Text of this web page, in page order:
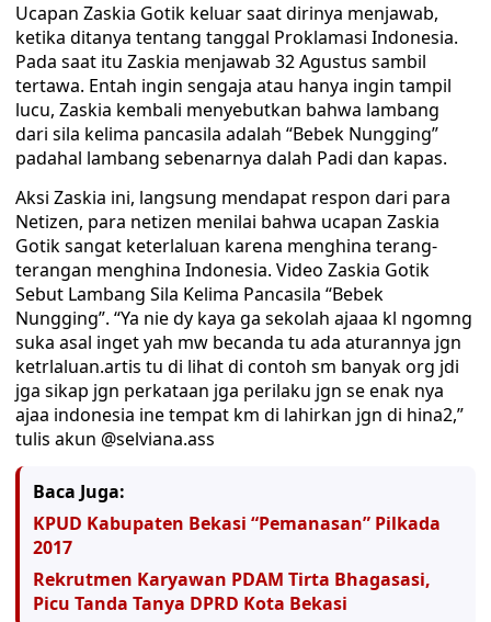
Ucapan Zaskia Gotik keluar saat dirinya menjawab,
ketika ditanya tentang tanggal Proklamasi Indonesia.
Pada saat itu Zaskia menjawab 32 Agustus sambil
tertawa. Entah ingin sengaja atau hanya ingin tampil
lucu, Zaskia kembali menyebutkan bahwa lambang
dari sila kelima pancasila adalah “Bebek Nungging”
padahal lambang sebenarnya dalah Padi dan kapas.
Aksi Zaskia ini, langsung mendapat respon dari para
Netizen, para netizen menilai bahwa ucapan Zaskia
Gotik sangat keterlaluan karena menghina terang-
terangan menghina Indonesia. Video Zaskia Gotik
Sebut Lambang Sila Kelima Pancasila “Bebek
Nungging”. “Ya nie dy kaya ga sekolah ajaaa kl ngomng
suka asal inget yah mw becanda tu ada aturannya jgn
ketrlaluan.artis tu di lihat di contoh sm banyak org jdi
jga sikap jgn perkataan jga perilaku jgn se enak nya
ajaa indonesia ine tempat km di lahirkan jgn di hina2,”
tulis akun @selviana.ass
Baca Juga:
KPUD Kabupaten Bekasi “Pemanasan” Pilkada
2017
Rekrutmen Karyawan PDAM Tirta Bhagasasi,
Picu Tanda Tanya DPRD Kota Bekasi